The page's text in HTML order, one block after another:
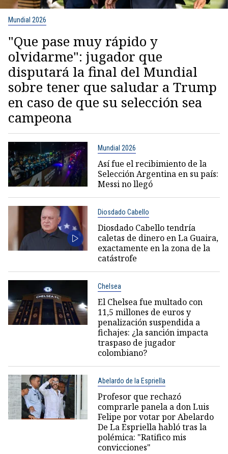
Mundial 2026
"Que pase muy rápido y
olvidarme": jugador que
disputará la final del Mundial
sobre tener que saludar a Trump
en caso de que su selección sea
campeona
Mundial 2026
Así fue el recibimiento de la
Selección Argentina en su país:
Messi no llegó
Diosdado Cabello
Diosdado Cabello tendría
caletas de dinero en La Guaira,
exactamente en la zona de la
catástrofe
Chelsea
El Chelsea fue multado con
11,5 millones de euros y
penalización suspendida a
fichajes: ¿la sanción impacta
traspaso de jugador
colombiano?
Abelardo de la Espriella
Profesor que rechazó
comprarle panela a don Luis
Felipe por votar por Abelardo
De La Espriella habló tras la
polémica: "Ratifico mis
convicciones"